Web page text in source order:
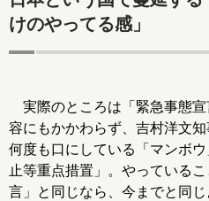
けのやってる感」
実際のところは「緊急事態宣
容にもかかわらず、吉村洋文
何度も口にしている「マンボ
止等重点措置」。やっている
言」と同じなら、今までと同